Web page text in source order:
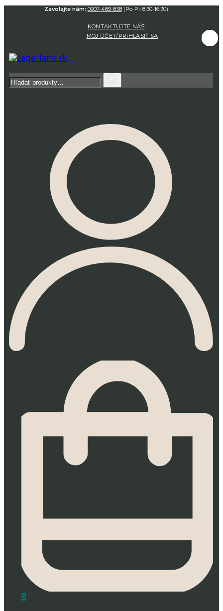
Zavolajte nám: 0907-489-838(Po-Pi: 8:30-16:30)
KONTAKTUJTE NÁS
MÔJ ÚČET/PRIHLÁSIŤ SA
Hľadať:
0